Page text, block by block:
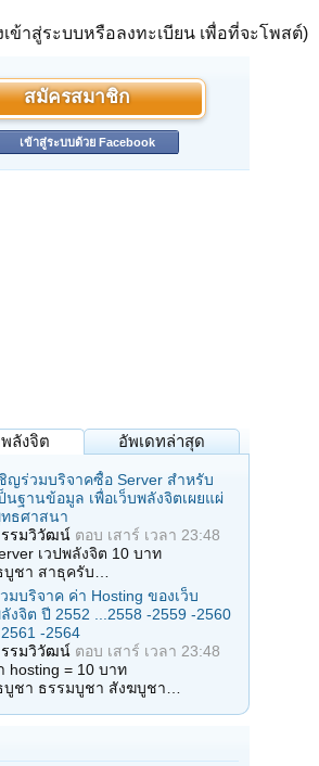
ข้าสู่ระบบหรือลงทะเบียน เพื่อที่จะโพสต์)
สมัครสมาชิก
เข้าสู่ระบบด้วย Facebook
ลังจิต อัพเดทล่าสุด
ญร่วมบริจาคซื้อ Server สำหรับ
นฐานข้อมูล เพื่อเว็บพลังจิตเผยแผ่
ธศาสนา
รมวิวัฒน์ ตอบ เสาร์ เวลา 23:48
เวปพลังจิต 10 บาท
บูชา สาธุครับ…
มบริจาค ค่า Hosting ของเว็บ
งจิต ปี 2552 ...2558 -2559 -2560
-2564
รมวิวัฒน์ ตอบ เสาร์ เวลา 23:48
hosting = 10 บาท
บูชา ธรรมบูชา สังฆบูชา…